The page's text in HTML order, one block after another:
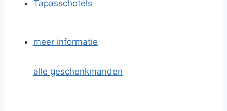
Tapasschotels
meer informatie
alle geschenkmanden